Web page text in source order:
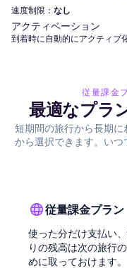
速度制限： なし
アクティベーション
到着時に自動的にアクティブ
従量課金
最適なプラ
短期間の旅行から長期
から選択できます。いつ
従量課金プラン
使った分だけ支払い
りの残高は次の旅行
めに取っておけます。